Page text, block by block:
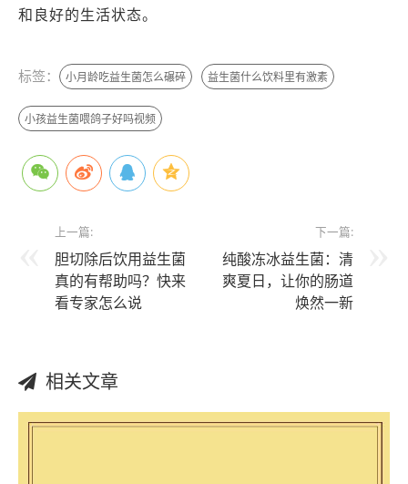
和良好的生活状态。
标签： 小月龄吃益生菌怎么碾碎 益生菌什么饮料里有激素
小孩益生菌喂鸽子好吗视频
上一篇:
胆切除后饮用益生菌
真的有帮助吗？快来
看专家怎么说
下一篇:
纯酸冻冰益生菌：清
爽夏日，让你的肠道
焕然一新
相关文章